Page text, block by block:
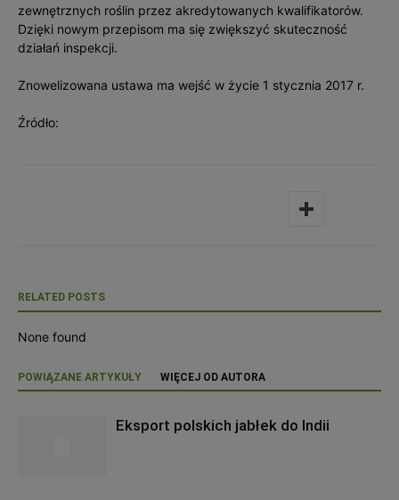
zewnętrznych roślin przez akredytowanych kwalifikatorów.
Dzięki nowym przepisom ma się zwiększyć skuteczność
działań inspekcji.
Znowelizowana ustawa ma wejść w życie 1 stycznia 2017 r.
Źródło:
RELATED POSTS
None found
POWIĄZANE ARTYKUŁY WIĘCEJ OD AUTORA
Eksport polskich jabłek do Indii